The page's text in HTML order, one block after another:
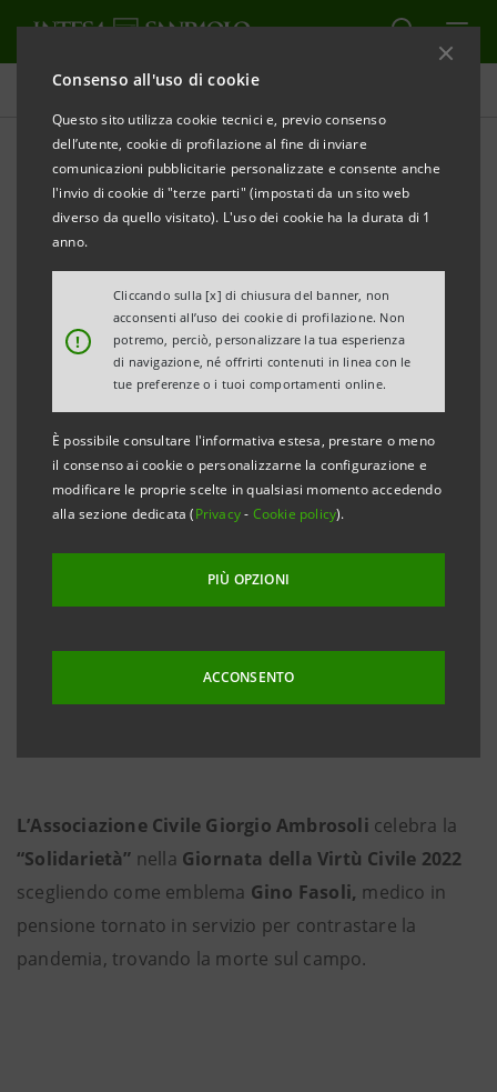
Consenso all'uso di cookie
Questo sito utilizza cookie tecnici e, previo consenso
dell’utente, cookie di profilazione al fine di inviare
comunicazioni pubblicitarie personalizzate e consente anche
l'invio di cookie di "terze parti" (impostati da un sito web
diverso da quello visitato). L'uso dei cookie ha la durata di 1
anno.
!
Cliccando sulla [x] di chiusura del banner, non
acconsenti all’uso dei cookie di profilazione. Non
potremo, perciò, personalizzare la tua esperienza
di navigazione, né offrirti contenuti in linea con le
tue preferenze o i tuoi comportamenti online.
È possibile consultare l'informativa estesa, prestare o meno
il consenso ai cookie o personalizzarne la configurazione e
modificare le proprie scelte in qualsiasi momento accedendo
alla sezione dedicata (Privacy- Cookie policy).
PIÙ OPZIONI
ACCONSENTO
Tutti gli eventi sostenuti dalla banca
EDUCAZIONE
Giornata della Virtù Civile -
la Solidarietà
24 novembre 2022
Conservatorio Giuseppe Verdi - Via Conservatorio 12 -
L’Associazione Civile Giorgio Ambrosoli celebra la
“Solidarietà” nella Giornata della Virtù Civile 2022
scegliendo come emblema Gino Fasoli, medico in
pensione tornato in servizio per contrastare la
pandemia, trovando la morte sul campo.